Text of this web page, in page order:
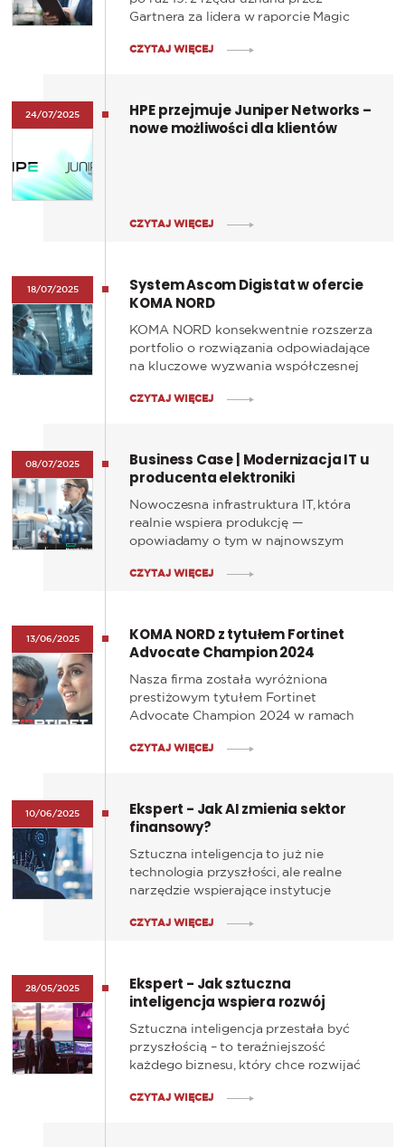
Gartnera za lidera w raporcie Magic
i bezprzewodowych sieci LAN dla
rozwoju, innowacyjnego podejścia oraz
zaufania, jakim HPE Aruba Networking
CZYTAJ WIĘCEJ
24/07/2025
HPE przejmuje Juniper Networks –
nowe możliwości dla klientów
CZYTAJ WIĘCEJ
18/07/2025
System Ascom Digistat w ofercie
KOMA NORD
KOMA NORD konsekwentnie rozszerza
portfolio o rozwiązania odpowiadające
na kluczowe wyzwania współczesnej
wzmocnieniem oferty jest Ascom
oparty na architekturze modułowej i
pełnej integracji danych medycznych.
CZYTAJ WIĘCEJ
08/07/2025
Business Case | Modernizacja IT u
producenta elektroniki
Nowoczesna infrastruktura IT, która
realnie wspiera produkcję —
opowiadamy o tym w najnowszym
zrealizowane na platformie HPE
produkcyjnych w Europie,
specjalizującym się w kontraktowej
CZYTAJ WIĘCEJ
13/06/2025
KOMA NORD z tytułem Fortinet
Advocate Champion 2024
Nasza firma została wyróżniona
prestiżowym tytułem Fortinet
Advocate Champion 2024 w ramach
Fortinet Engage Partner Program.
CZYTAJ WIĘCEJ
10/06/2025
Ekspert - Jak AI zmienia sektor
finansowy?
Sztuczna inteligencja to już nie
technologia przyszłości, ale realne
narzędzie wspierające instytucje
naszym najnowszym artykule z cyklu
inwestycyjnym sprostać rosnącym
wymaganiom rynku, klientów i
CZYTAJ WIĘCEJ
28/05/2025
Ekspert - Jak sztuczna
inteligencja wspiera rozwój
nowoczesnych firm?
Sztuczna inteligencja przestała być
przyszłością – to teraźniejszość
każdego biznesu, który chce rozwijać
efektywnie.
CZYTAJ WIĘCEJ